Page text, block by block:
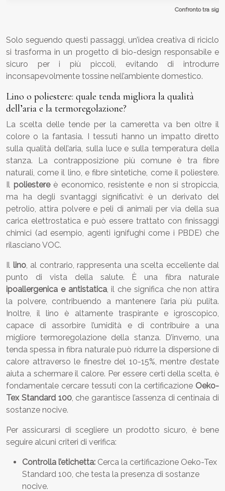
Confronto tra
Solo seguendo questi passaggi, un’idea creativa di riciclo
si trasforma in un progetto di bio-design responsabile e
sicuro per i più piccoli, evitando di introdurre
inconsapevolmente tossine nell’ambiente domestico.
Lino o poliestere: quale tenda migliora la qualità
dell’aria e la termoregolazione?
La scelta delle tende per la cameretta va ben oltre il
colore o la fantasia. I tessuti hanno un impatto diretto
sulla qualità dell’aria, sulla luce e sulla temperatura della
stanza. La contrapposizione più comune è tra fibre
naturali, come il lino, e fibre sintetiche, come il poliestere.
Il poliestereè economico, resistente e non si stropiccia,
ma ha degli svantaggi significativi: è un derivato del
petrolio, attira polvere e peli di animali per via della sua
carica elettrostatica e può essere trattato con finissaggi
chimici (ad esempio, agenti ignifughi come i PBDE) che
rilasciano VOC.
Il lino, al contrario, rappresenta una scelta eccellente dal
punto di vista della salute. È una fibra naturale
ipoallergenica e antistatica, il che significa che non attira
la polvere, contribuendo a mantenere l’aria più pulita.
Inoltre, il lino è altamente traspirante e igroscopico,
capace di assorbire l’umidità e di contribuire a una
migliore termoregolazione della stanza. D’inverno, una
tenda spessa in fibra naturale può ridurre la dispersione di
calore attraverso le finestre del 10-15%, mentre d’estate
aiuta a schermare il calore. Per essere certi della scelta, è
fondamentale cercare tessuti con la certificazione Oeko-
Tex Standard 100, che garantisce l’assenza di centinaia di
sostanze nocive.
Per assicurarsi di scegliere un prodotto sicuro, è bene
seguire alcuni criteri di verifica:
Controlla l’etichetta: Cerca la certificazione Oeko-Tex
Standard 100, che testa la presenza di sostanze
nocive.